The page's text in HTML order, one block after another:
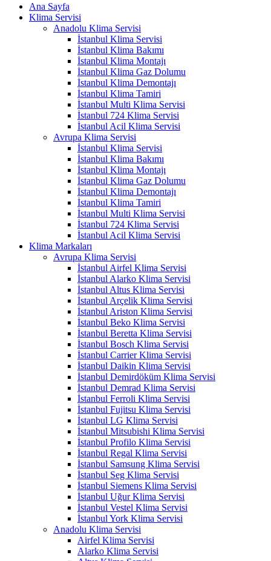
Ana Sayfa
Klima Servisi
Anadolu Klima Servisi
İstanbul Klima Servisi
İstanbul Klima Bakımı
İstanbul Klima Montajı
İstanbul Klima Gaz Dolumu
İstanbul Klima Demontajı
İstanbul Klima Tamiri
İstanbul Multi Klima Servisi
İstanbul 724 Klima Servisi
İstanbul Acil Klima Servisi
Avrupa Klima Servisi
İstanbul Klima Servisi
İstanbul Klima Bakımı
İstanbul Klima Montajı
İstanbul Klima Gaz Dolumu
İstanbul Klima Demontajı
İstanbul Klima Tamiri
İstanbul Multi Klima Servisi
İstanbul 724 Klima Servisi
İstanbul Acil Klima Servisi
Klima Markaları
Avrupa Klima Servisi
İstanbul Airfel Klima Servisi
İstanbul Alarko Klima Servisi
İstanbul Altus Klima Servisi
İstanbul Arçelik Klima Servisi
İstanbul Ariston Klima Servisi
İstanbul Beko Klima Servisi
İstanbul Beretta Klima Servisi
İstanbul Bosch Klima Servisi
İstanbul Carrier Klima Servisi
İstanbul Daikin Klima Servisi
İstanbul Demirdöküm Klima Servisi
İstanbul Demrad Klima Servisi
İstanbul Ferroli Klima Servisi
İstanbul Fujitsu Klima Servisi
İstanbul LG Klima Servisi
İstanbul Mitsubishi Klima Servisi
İstanbul Profilo Klima Servisi
İstanbul Regal Klima Servisi
İstanbul Samsung Klima Servisi
İstanbul Seg Klima Servisi
İstanbul Siemens Klima Servisi
İstanbul Uğur Klima Servisi
İstanbul Vestel Klima Servisi
İstanbul York Klima Servisi
Anadolu Klima Servisi
Airfel Klima Servisi
Alarko Klima Servisi